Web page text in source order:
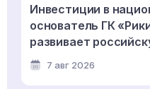
Инвестиции в
основатель ГК
развивает
дизайнерской
7 авг 2026